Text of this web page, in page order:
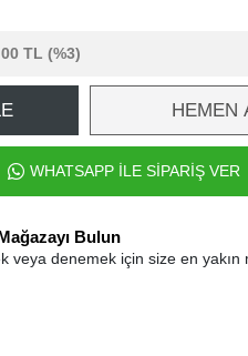
TL (%3)
HEMEN
WHATSAPP İLE SİPARİŞ VER
Bulun
veya denemek için size en yakın